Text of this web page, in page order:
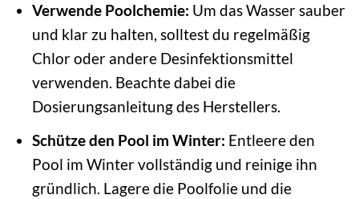
Verwende Poolchemie: Um das Wasser sauber
und klar zu halten, solltest du regelmäßig
Chlor oder andere Desinfektionsmittel
verwenden. Beachte dabei die
Dosierungsanleitung des Herstellers.
Schütze den Pool im Winter: Entleere den
Pool im Winter vollständig und reinige ihn
gründlich. Lagere die Poolfolie und die